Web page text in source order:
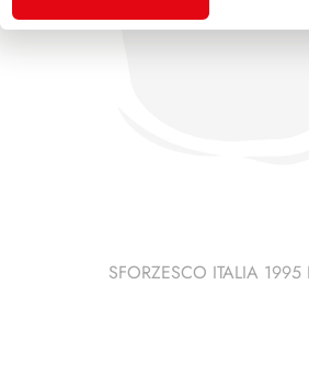
SFORZESCO ITALIA